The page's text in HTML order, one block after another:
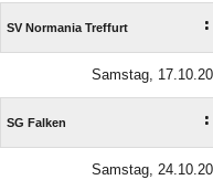
SV Normania Treffurt :
Samstag,
SG Falken :
Samstag,